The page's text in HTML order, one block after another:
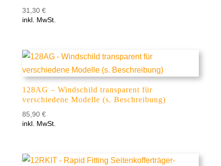
31,30 €
inkl. MwSt.
128AG – Windschild transparent für
verschiedene Modelle (s. Beschreibung)
85,90 €
inkl. MwSt.